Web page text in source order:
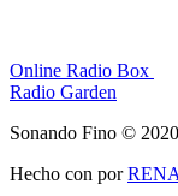
Online Radio Box
Radio Garden
Sonando Fino ©
Hecho con por